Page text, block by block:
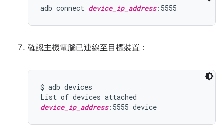
adb connect device_ip_address
確認主機電腦已連線至目標裝置：
$ adb devices
device_ip_address